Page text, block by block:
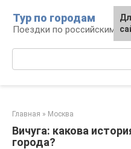
контенту
Тур по городам
Поездки по российским
Главная » Москва
Вичуга: какова
города?